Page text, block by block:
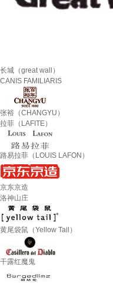
长城（great wall）
CANIS FAMILIARIS
张裕（CHANGYU）
拉菲（LAFITE）
路易拉菲（LOUIS LAFON）
京东京造
洛神山庄
黄尾袋鼠（Yellow Tail）
干露红魔鬼